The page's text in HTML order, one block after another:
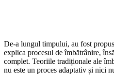
De-a lungul timpului, au fost
explica procesul de îmbătrânire,
complet. Teoriile tradiționale ale
nu este un proces adaptativ și nici